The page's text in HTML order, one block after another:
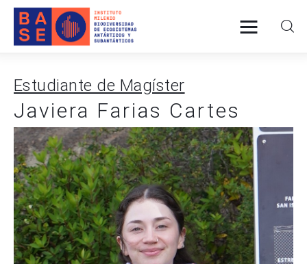
SOMOS
INVESTIGACIÓN
PUBLICACIONES
COLABORACIÓN
Estudiante de Magíster
Javiera Farias Cartes